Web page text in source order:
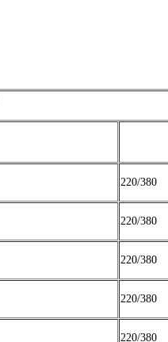
220/380
220/380
220/380
220/380
220/380